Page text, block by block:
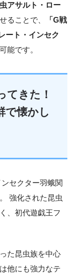
虫アサルト・ロー
ることで、
「G戦
ート・インセク
能です。
てきた！
で懐かし
セクター羽蛾関
強化された昆虫
、初代遊戯王フ
た昆虫族を中心
他にも強力なテ